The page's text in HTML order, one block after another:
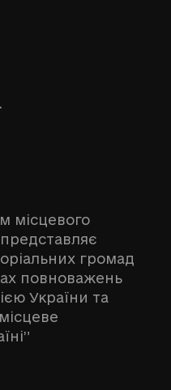
місцевого
громад
повноважень
України та